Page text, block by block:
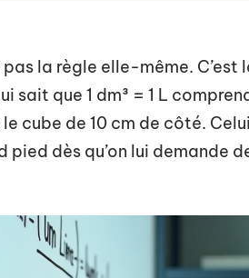
pas la règle elle-même.
sait que 1 dm³ = 1 L
cube de 10 cm de côté.
pied dès qu’on lui demande